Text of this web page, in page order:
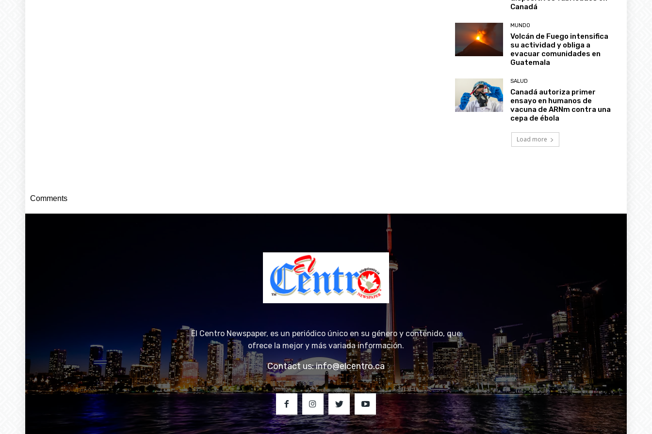
Canadá
MUNDO
Volcán de Fuego intensifica
su actividad y obliga a
evacuar comunidades en
Guatemala
SALUD
Canadá autoriza primer
ensayo en humanos de
vacuna de ARNm contra una
cepa de ébola
Load more
Comments
El Centro Newspaper, es un periódico único en su género y contenido, que
ofrece la mejor y más variada información.
Contact us:info@elcentro.ca